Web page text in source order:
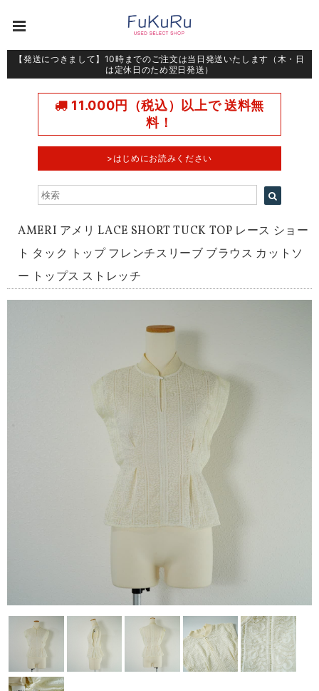
【発送につきまして】10時までのご注文は当日発送いたします（木・日
は定休日のため翌日発送）
11.000円（税込）以上で 送料無
料！
>はじめにお読みください
AMERI アメリ LACE SHORT TUCK TOP レース ショー
ト タック トップ フレンチスリーブ ブラウス カットソ
ー トップス ストレッチ